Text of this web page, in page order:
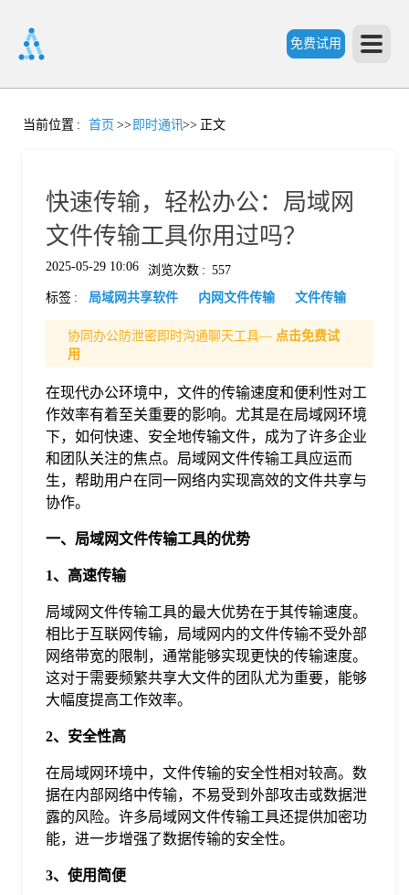
免费试用
首
价
格
见
当前位置 : 首页 >> 即时通讯>> 正文
快速传输，轻松办公：局域网
文件传输工具你用过吗？
2025-05-29 10:06 浏览次数 : 557
标签 : 局域网共享软件 内网文件传输 文件传输
协同办公防泄密即时沟通聊天工具— 点击免费试
用
在现代办公环境中，文件的传输速度和便利性对工
作效率有着至关重要的影响。尤其是在局域网环境
下，如何快速、安全地传输文件，成为了许多企业
和团队关注的焦点。局域网文件传输工具应运而
生，帮助用户在同一网络内实现高效的文件共享与
协作。
一、局域网文件传输工具的优势
1、高速传输
局域网文件传输工具的最大优势在于其传输速度。
相比于互联网传输，局域网内的文件传输不受外部
网络带宽的限制，通常能够实现更快的传输速度。
这对于需要频繁共享大文件的团队尤为重要，能够
大幅度提高工作效率。
2、安全性高
在局域网环境中，文件传输的安全性相对较高。数
据在内部网络中传输，不易受到外部攻击或数据泄
露的风险。许多局域网文件传输工具还提供加密功
能，进一步增强了数据传输的安全性。
3、使用简便